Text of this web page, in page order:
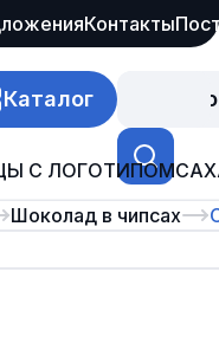
Контакты
Каталог
С ЛОГОТИПОМ
Шоколад в чипсах